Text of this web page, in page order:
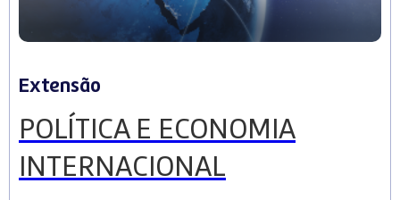
Extensão
POLÍTICA E ECONOMIA
INTERNACIONAL